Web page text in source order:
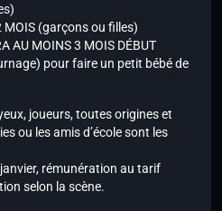
MOIS (garçons ou filles)
AU MOINS 3 MOIS DÉBUT
pour faire un petit bébé de
joueurs, toutes origines et
ou les amis d’école sont les
rémunération au tarif
selon la scène.